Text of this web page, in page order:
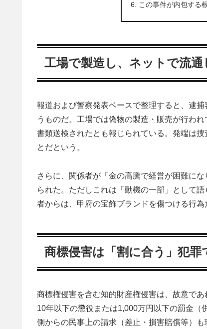
この事件が内包する
工場で製造し、ネットで流通
報道および警察発表ベースで整理すると、逮
うものだ。工場では偽物の製造・販売が行わ
書類送検されたとも報じられている。発端は
とだという。
さらに、関係者が「金の高騰で経営が困難に
られた。ただしこれは「動機の一部」として
者からは、甲府の宝飾ブランドを傷つける行
商標侵害は「割に合う」犯罪
商標権侵害を含む知的財産権侵害は、故意で
10年以下の懲役または1,000万円以下の罰金（
側からの民事上の請求（差止・損害賠償等）